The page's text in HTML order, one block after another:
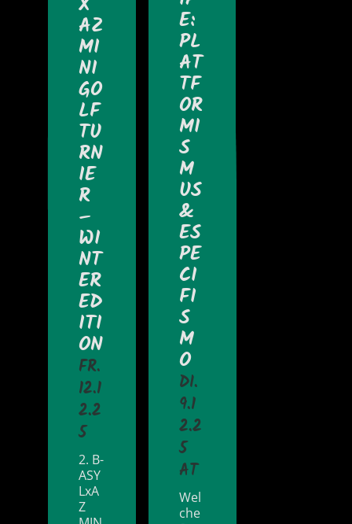
AZ
MI
NI
GO
LF
TU
RN
IE
R
–
WI
NT
ER
ED
ITI
ON
FR.
12.1
2.2
5
2. B-
ASY
LxA
Z
E:
PL
AT
TF
OR
MI
S
M
US
&
ES
PE
CI
FI
S
M
O
DI.
9.1
2.2
5
AT
Wel
che